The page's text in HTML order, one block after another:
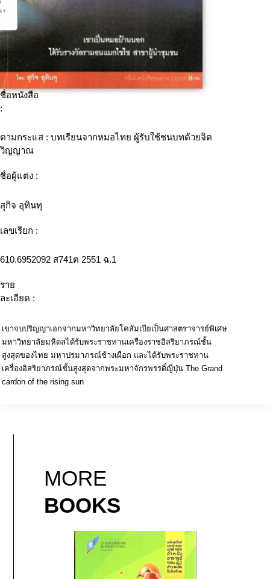
ชื่อหนังสือ
:
ตามกระแส : บทเรียนจากหมอไทย ผู้รับใช้ชนบทด้วยจิต
วิญญาณ
ชื่อผู้แต่ง :
สุกิจ อุทินทุ
เลขเรียก :
610.6952092 ส741ต 2551 ฉ.1
ราย
ละเอียด :
เขาจบปริญญาเอกจากมหาวิทยาลัยโคลัมเบียเป็นศาสตราจารย์พิเศษ
มหาวิทยาลัยมหิดลได้รับพระราชทานเครืองราชอิสริยาภรณ์ชั้น
สูงสุดของไทย มหาปรมาภรณ์ช้างเผือก และได้รับพระราชทาน
เครื่องอิสริยาภรณ์ชั้นสูงสุดจากพระมหาจักรพรรดิ์ญี่ปุ่น The Grand
cardon of the rising sun
MORE
BOOKS